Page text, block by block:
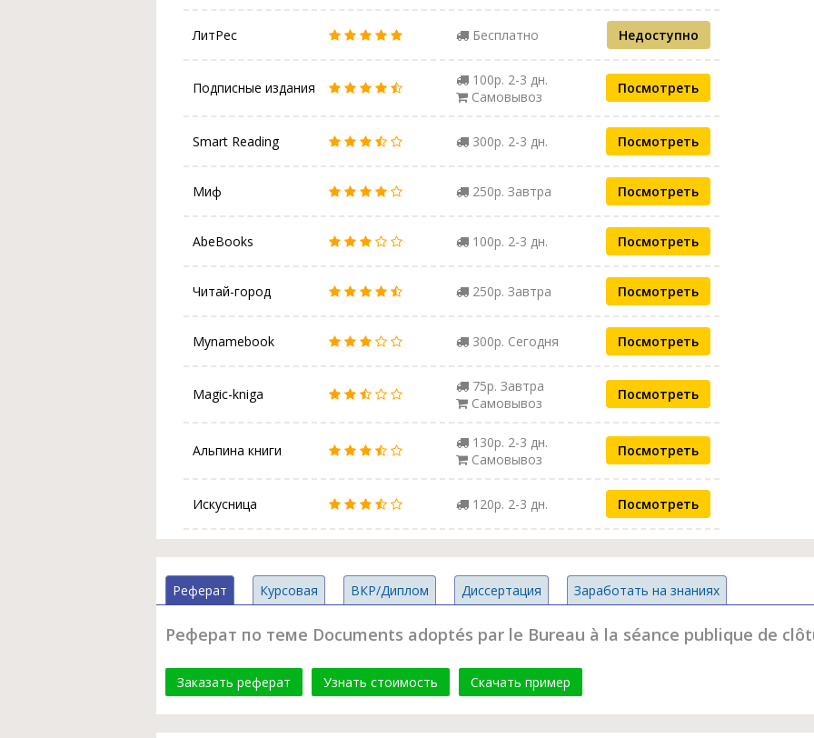
ЛитРес Бесплатно Недоступно
Подписные издания
100р. 2-3 дн.
Самовывоз
Посмотреть
Smart Reading 300р. 2-3 дн. Посмотреть
Миф 250р. Завтра Посмотреть
AbeBooks 100р. 2-3 дн. Посмотреть
Читай-город 250р. Завтра Посмотреть
Mynamebook 300р. Сегодня Посмотреть
Magic-kniga
75р. Завтра
Самовывоз
Посмотреть
Альпина книги
130р. 2-3 дн.
Самовывоз
Посмотреть
Искусница 120р. 2-3 дн. Посмотреть
Реферат Курсовая ВКР/Диплом Диссертация Заработать на знаниях
Реферат по теме Documents adoptés par le Bureau à la séance publique de
Заказать реферат Узнать стоимость Скачать пример